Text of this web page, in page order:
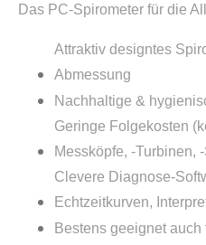
Das PC-Spirometer für die
Attraktiv designtes
Abmessung
Nachhaltige &
Geringe Folgekosten
Messköpfe, -Turbinen,
Clevere Diagnose-
Echtzeitkurven,
Bestens geeignet